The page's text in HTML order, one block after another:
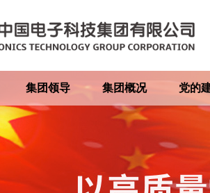
集团领导 集团概况 党的